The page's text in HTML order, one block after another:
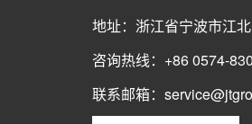
地址：浙江省宁波市江
咨询热线：+86 0574-
联系邮箱：